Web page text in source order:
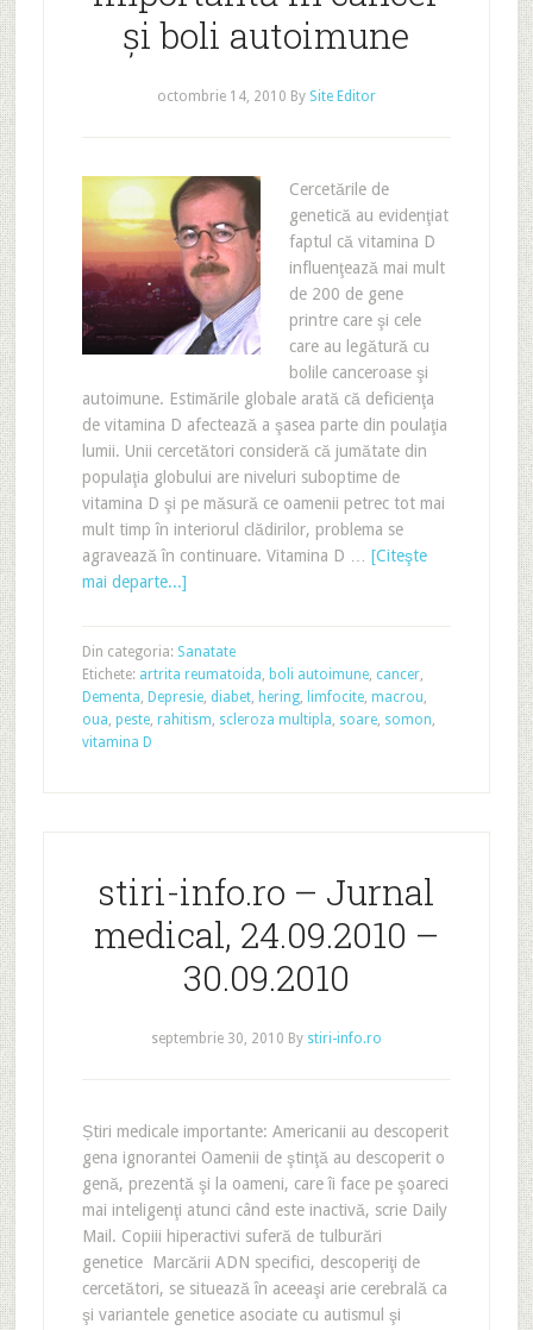
şi boli autoimune
octombrie 14, 2010 By Site Editor
Cercetările de
genetică au evidenţiat
faptul că vitamina D
influenţează mai mult
de 200 de gene
printre care şi cele
care au legătură cu
bolile canceroase şi
autoimune. Estimările globale arată că deficienţa
de vitamina D afectează a şasea parte din poulaţia
lumii. Unii cercetători consideră că jumătate din
populaţia globului are niveluri suboptime de
vitamina D şi pe măsură ce oamenii petrec tot mai
mult timp în interiorul clădirilor, problema se
agravează în continuare. Vitamina D … [Citeşte
mai departe...]
Din categoria: Sanatate
Etichete: artrita reumatoida, boli autoimune, cancer,
Dementa, Depresie, diabet, hering, limfocite, macrou,
oua, peste, rahitism, scleroza multipla, soare, somon,
vitamina D
stiri-info.ro – Jurnal
medical, 24.09.2010 –
30.09.2010
septembrie 30, 2010 By stiri-info.ro
Știri medicale importante: Americanii au descoperit
gena ignorantei Oamenii de ştinţă au descoperit o
genă, prezentă şi la oameni, care îi face pe şoareci
mai inteligenţi atunci când este inactivă, scrie Daily
Mail. Copiii hiperactivi suferă de tulburări
genetice Marcării ADN specifici, descoperiţi de
cercetători, se situează în aceeaşi arie cerebrală ca
şi variantele genetice asociate cu autismul şi